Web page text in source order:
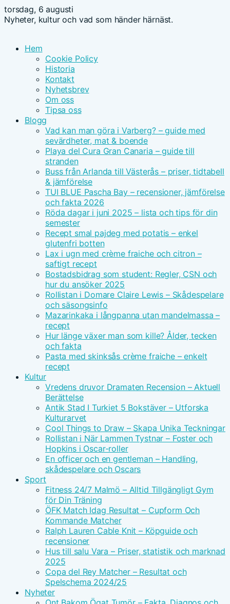
torsdag, 6 augusti
Nyheter, kultur och vad som händer härnäst.
Hem
Cookie Policy
Historia
Kontakt
Nyhetsbrev
Om oss
Tipsa oss
Blogg
Vad kan man göra i Varberg? – guide med
sevärdheter, mat & boende
Playa del Cura Gran Canaria – guide till
stranden
Buss från Arlanda till Västerås – priser, tidtabell
& jämförelse
TUI BLUE Pascha Bay – recensioner, jämförelse
och fakta 2026
Röda dagar i juni 2025 – lista och tips för din
semester
Recept smal pajdeg med potatis – enkel
glutenfri botten
Lax i ugn med crème fraiche och citron –
saftigt recept
Bostadsbidrag som student: Regler, CSN och
hur du ansöker 2025
Rollistan i Domare Claire Lewis – Skådespelare
och säsongsinfo
Mazarinkaka i långpanna utan mandelmassa –
recept
Hur länge växer man som kille? Ålder, tecken
och fakta
Pasta med skinksås crème fraiche – enkelt
recept
Kultur
Vredens druvor Dramaten Recension – Aktuell
Berättelse
Antik Stad I Turkiet 5 Bokstäver – Utforska
Kulturarvet
Cool Things to Draw – Skapa Unika Teckningar
Rollistan i När Lammen Tystnar – Foster och
Hopkins i Oscar-roller
En officer och en gentleman – Handling,
skådespelare och Oscars
Sport
Fitness 24/7 Malmö – Alltid Tillgängligt Gym
för Din Träning
ÖFK Match Idag Resultat – Cupform Och
Kommande Matcher
Ralph Lauren Cable Knit – Köpguide och
recensioner
Hus till salu Vara – Priser, statistik och marknad
2025
Copa del Rey Matcher – Resultat och
Spelschema 2024/25
Nyheter